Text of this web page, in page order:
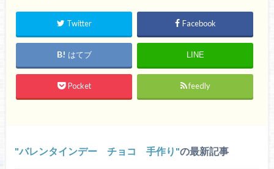
Twitter Facebook
はてブ LINE
Pocket feedly
バレンタインデー チョコ 手作り の最新記事